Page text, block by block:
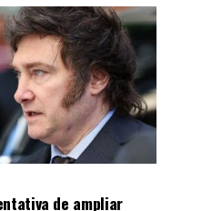
de ampliar